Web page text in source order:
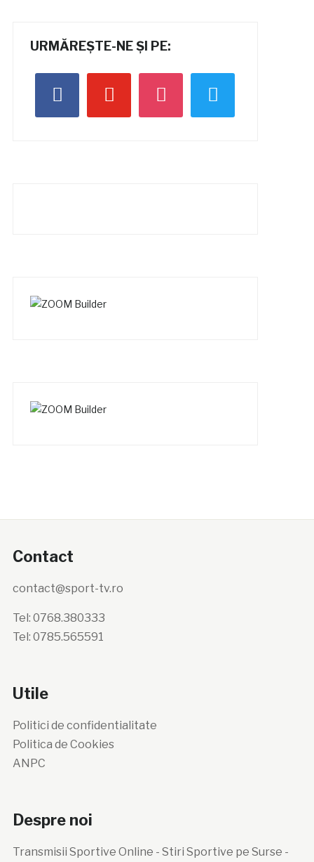
URMĂREȘTE-NE ȘI PE:
Contact
contact@sport-tv.ro
Tel: 0768.380333
Tel: 0785.565591
Utile
Politici de confidentialitate
Politica de Cookies
ANPC
Despre noi
Transmisii Sportive Online - Stiri Sportive pe Surse -